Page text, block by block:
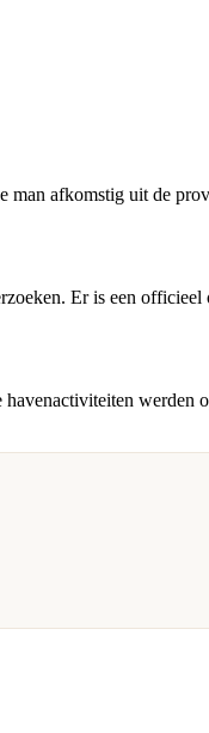
man afkomstig uit de
Er is een
werden